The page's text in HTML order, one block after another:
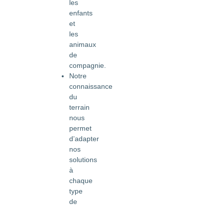
les
enfants
et
les
animaux
de
compagnie.
Notre
connaissance
du
terrain
nous
permet
d’adapter
nos
solutions
à
chaque
type
de